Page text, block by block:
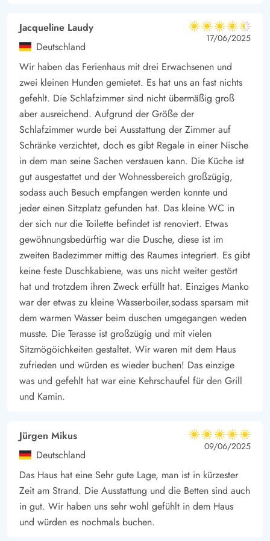
Sande radeln. Hvide Sande ist auch nach ca. 11 km mit dem
Auto zu erreichen und hier könnt ihr euch durch die
Fischrestaurants schlemmen oder ein leckeres Softeis an der
Hafenkante genießen.
Die Lademöglichkeit für das Elektroauto ist ein CEE-
Kombistecker, relevantes Kabel ist mitzubringen.
Jacqueline Laudy
Deutschland
4.5 von 5
4.5 von 5
4.5 out of 5
17/06/2025
Wir haben das Ferienhaus mit drei Erwachsenen und
zwei kleinen Hunden gemietet. Es hat uns an fast nichts
gefehlt. Die Schlafzimmer sind nicht übermäßig groß
aber ausreichend. Aufgrund der Größe der
Schlafzimmer wurde bei Ausstattung der Zimmer auf
Schränke verzichtet, doch es gibt Regale in einer Nische
in dem man seine Sachen verstauen kann. Die Küche ist
gut ausgestattet und der Wohnessbereich großzügig,
sodass auch Besuch empfangen werden konnte und
jeder einen Sitzplatz gefunden hat. Das kleine WC in
der sich nur die Toilette befindet ist renoviert. Etwas
gewöhnungsbedürftig war die Dusche, diese ist im
zweiten Badezimmer mittig des Raumes integriert. Es gibt
keine feste Duschkabiene, was uns nicht weiter gestört
hat und trotzdem ihren Zweck erfüllt hat. Einziges Manko
war der etwas zu kleine Wasserboiler,sodass sparsam mit
dem warmen Wasser beim duschen umgegangen weden
musste. Die Terasse ist großzügig und mit vielen
Sitzmögöichkeiten gestaltet. Wir waren mit dem Haus
zufrieden und würden es wieder buchen! Das einzige
was und gefehlt hat war eine Kehrschaufel für den Grill
und Kamin.
Jürgen Mikus
Deutschland
5 von 5
5 von 5
5 out of 5
09/06/2025
Das Haus hat eine Sehr gute Lage, man ist in kürzester
Zeit am Strand. Die Ausstattung und die Betten sind auch
in gut. Wir haben uns sehr wohl gefühlt in dem Haus
und würden es nochmals buchen.